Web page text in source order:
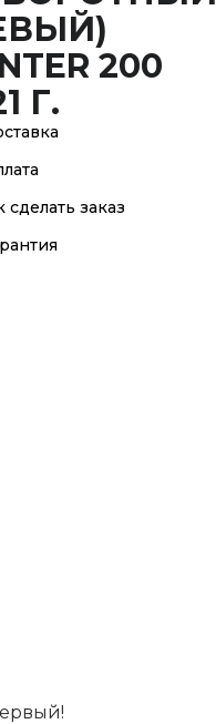
200
Г.
сделать заказ